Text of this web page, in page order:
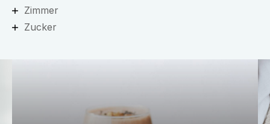
Zimmer
Zucker